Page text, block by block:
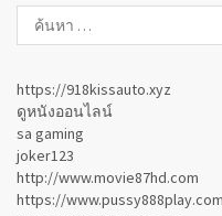
https://918kissauto.xyz
ดูหนังออนไลน์
sa gaming
joker123
http://www.movie87hd.com
https://www.pussy888play.com